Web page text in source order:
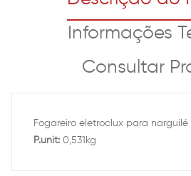
Informações
Consultar
Fogareiro eletroclux para narguilé
P.unit: 0,531kg